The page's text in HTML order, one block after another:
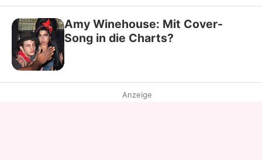
Amy Winehouse: Mit Cover-
Song in die Charts?
Anzeige